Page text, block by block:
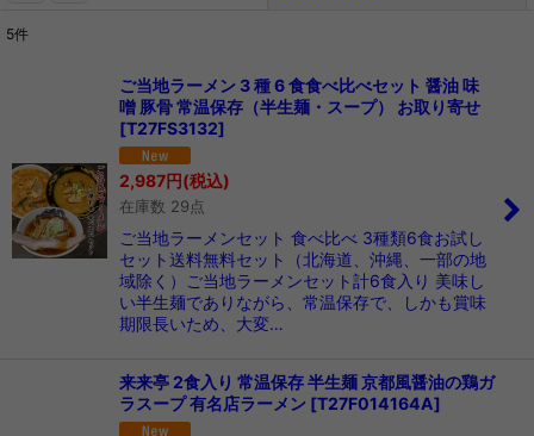
並び順:
絞り込む
5件
ご当地ラーメン 3 種 6 食食べ比べセット 醤油 味
噌 豚骨 常温保存（半生麺・スープ） お取り寄せ
[T27FS3132]
2,987円(税込)
在庫数 29点
ご当地ラーメンセット 食べ比べ 3種類6食お試し
セット送料無料セット（北海道、沖縄、一部の地
域除く）ご当地ラーメンセット計6食入り 美味し
い半生麺でありながら、常温保存で、しかも賞味
期限長いため、大変…
来来亭 2食入り 常温保存 半生麺 京都風醤油の鶏ガ
ラスープ 有名店ラーメン [T27F014164A]